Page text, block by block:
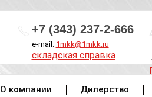
+7 (343) 237-2-666
e-mail: 1mkk@1mkk.ru
складская справка
О компании Дилерство